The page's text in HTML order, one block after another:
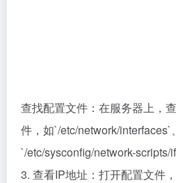
查找配置文件：在服务器上，
件，如`/etc/network/interfaces`、
`/etc/sysconfig/network-scripts/
3. 查看IP地址：打开配置文件